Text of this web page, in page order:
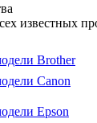
известных
Brother
Canon
Epson